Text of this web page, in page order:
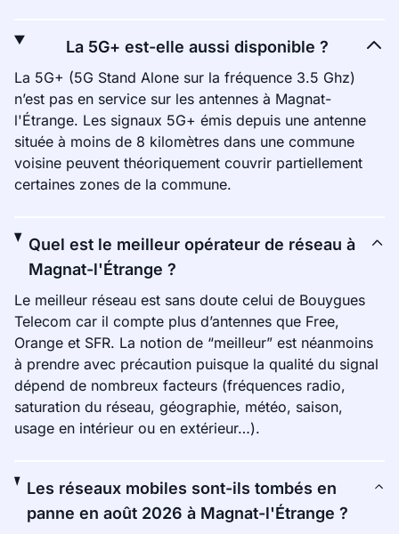
La 5G+ est-elle aussi disponible ?
La 5G+ (5G Stand Alone sur la fréquence 3.5 Ghz)
n’est pas en service sur les antennes à Magnat-
l'Étrange. Les signaux 5G+ émis depuis une antenne
située à moins de 8 kilomètres dans une commune
voisine peuvent théoriquement couvrir partiellement
certaines zones de la commune.
Quel est le meilleur opérateur de réseau à
Magnat-l'Étrange ?
Le meilleur réseau est sans doute celui de Bouygues
Telecom car il compte plus d’antennes que Free,
Orange et SFR. La notion de “meilleur” est néanmoins
à prendre avec précaution puisque la qualité du signal
dépend de nombreux facteurs (fréquences radio,
saturation du réseau, géographie, météo, saison,
usage en intérieur ou en extérieur…).
Les réseaux mobiles sont-ils tombés en
panne en août 2026 à Magnat-l'Étrange ?